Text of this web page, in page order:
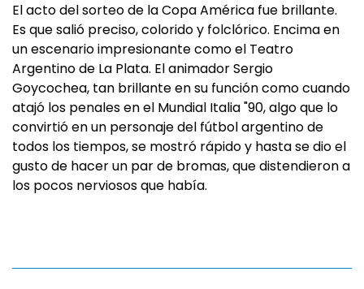
El acto del sorteo de la Copa América fue brillante.
Es que salió preciso, colorido y folclórico. Encima en
un escenario impresionante como el Teatro
Argentino de La Plata. El animador Sergio
Goycochea, tan brillante en su función como cuando
atajó los penales en el Mundial Italia "90, algo que lo
convirtió en un personaje del fútbol argentino de
todos los tiempos, se mostró rápido y hasta se dio el
gusto de hacer un par de bromas, que distendieron a
los pocos nerviosos que había.